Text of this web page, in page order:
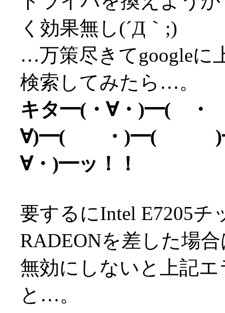
く効果無し(´Д｀;)
…万策尽きてgoogleに
検索してみたら…。
キタ━(・∀・)━( ・
∀)━( ・)━(
∀・)━ッ！！
要するにIntel E7205
RADEONを差した場
無効にしないと上記
と…。